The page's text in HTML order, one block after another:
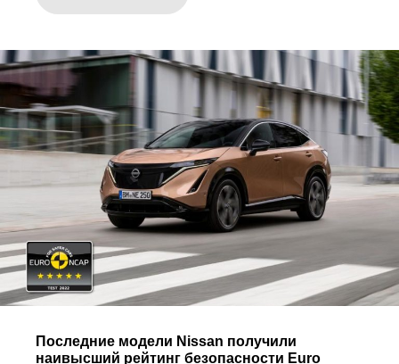
Последние модели Nissan получили
наивысший рейтинг безопасности Euro